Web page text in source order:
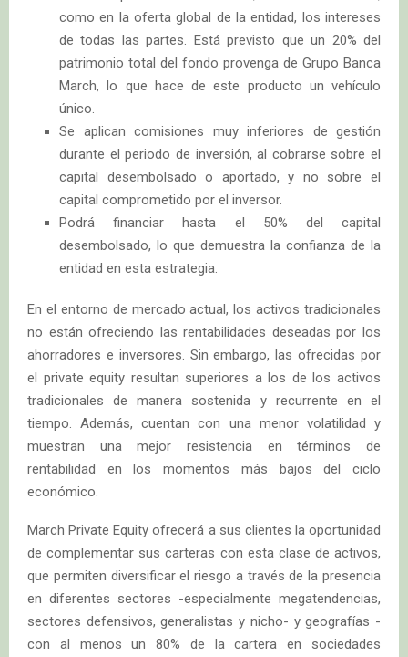
como en la oferta global de la entidad, los intereses
de todas las partes. Está previsto que un 20% del
patrimonio total del fondo provenga de Grupo Banca
March, lo que hace de este producto un vehículo
único.
Se aplican comisiones muy inferiores de gestión
durante el periodo de inversión, al cobrarse sobre el
capital desembolsado o aportado, y no sobre el
capital comprometido por el inversor.
Podrá financiar hasta el 50% del capital
desembolsado, lo que demuestra la confianza de la
entidad en esta estrategia.
En el entorno de mercado actual, los activos tradicionales
no están ofreciendo las rentabilidades deseadas por los
ahorradores e inversores. Sin embargo, las ofrecidas por
el private equity resultan superiores a los de los activos
tradicionales de manera sostenida y recurrente en el
tiempo. Además, cuentan con una menor volatilidad y
muestran una mejor resistencia en términos de
rentabilidad en los momentos más bajos del ciclo
económico.
March Private Equity ofrecerá a sus clientes la oportunidad
de complementar sus carteras con esta clase de activos,
que permiten diversificar el riesgo a través de la presencia
en diferentes sectores -especialmente megatendencias,
sectores defensivos, generalistas y nicho- y geografías -
con al menos un 80% de la cartera en sociedades